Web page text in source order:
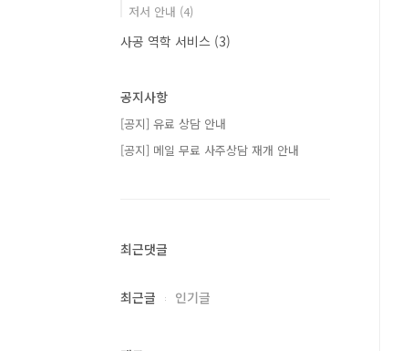
저서 안내 (4)
사공 역학 서비스 (3)
공지사항
[공지] 유료 상담 안내
[공지] 메일 무료 사주상담 재개 안내
최근댓글
최근글 인기글